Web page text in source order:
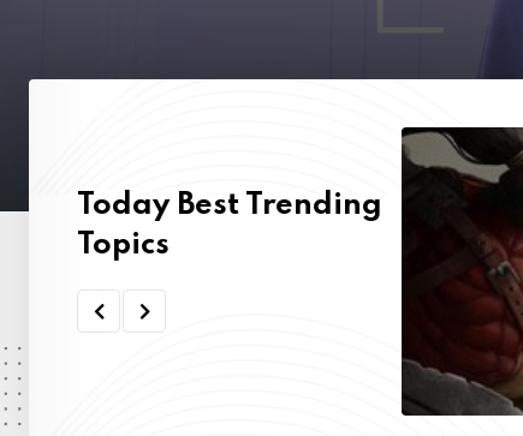
Today Best Trending
Topics